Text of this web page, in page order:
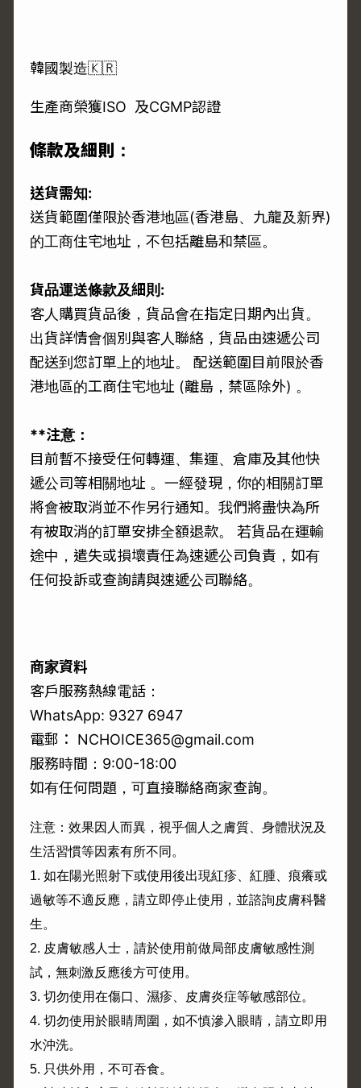
韓國製造🇰🇷
生產商榮獲ISO 及CGMP認證
條款及細則：
送貨需知:
送貨範圍僅限於香港地區(香港島、九龍及新界)
的工商住宅地址，不包括離島和禁區。
貨品運送條款及細則:
客人購買貨品後，貨品會在指定日期內出貨。
出貨詳情會個別與客人聯絡，貨品由速遞公司
配送到您訂單上的地址。 配送範圍目前限於香
港地區的工商住宅地址 (離島，禁區除外) 。
**注意：
目前暫不接受任何轉運、集運、倉庫及其他快
遞公司等相關地址 。一經發現，你的相關訂單
將會被取消並不作另行通知。我們將盡快為所
有被取消的訂單安排全額退款。 若貨品在運輸
途中，遣失或損壞責任為速遞公司負責，如有
任何投訴或查詢請與速遞公司聯絡。
商家資料
客戶服務熱線電話：
WhatsApp: 9327 6947
電郵： NCHOICE365@gmail.com
服務時間：9:00-18:00
如有任何問題，可直接聯絡商家查詢。
注意：效果因人而異，視乎個人之膚質、身體狀況及
生活習慣等因素有所不同。
1. 如在陽光照射下或使用後出現紅疹、紅腫、痕癢或
過敏等不適反應，請立即停止使用，並諮詢皮膚科醫
生。
2. 皮膚敏感人士，請於使用前做局部皮膚敏感性測
試，無刺激反應後方可使用。
3. 切勿使用在傷口、濕疹、皮膚炎症等敏感部位。
4. 切勿使用於眼睛周圍，如不慎滲入眼睛，請立即用
水沖洗。
5. 只供外用，不可吞食。